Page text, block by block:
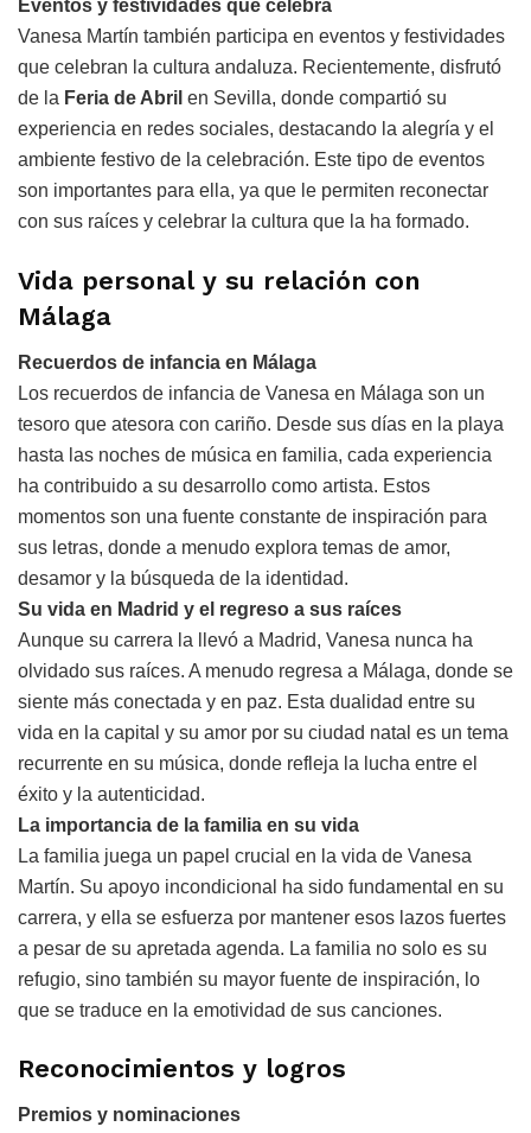
Eventos y festividades que celebra
Vanesa Martín también participa en eventos y festividades
que celebran la cultura andaluza. Recientemente, disfrutó
de la Feria de Abril en Sevilla, donde compartió su
experiencia en redes sociales, destacando la alegría y el
ambiente festivo de la celebración. Este tipo de eventos
son importantes para ella, ya que le permiten reconectar
con sus raíces y celebrar la cultura que la ha formado.
Vida personal y su relación con
Málaga
Recuerdos de infancia en Málaga
Los recuerdos de infancia de Vanesa en Málaga son un
tesoro que atesora con cariño. Desde sus días en la playa
hasta las noches de música en familia, cada experiencia
ha contribuido a su desarrollo como artista. Estos
momentos son una fuente constante de inspiración para
sus letras, donde a menudo explora temas de amor,
desamor y la búsqueda de la identidad.
Su vida en Madrid y el regreso a sus raíces
Aunque su carrera la llevó a Madrid, Vanesa nunca ha
olvidado sus raíces. A menudo regresa a Málaga, donde se
siente más conectada y en paz. Esta dualidad entre su
vida en la capital y su amor por su ciudad natal es un tema
recurrente en su música, donde refleja la lucha entre el
éxito y la autenticidad.
La importancia de la familia en su vida
La familia juega un papel crucial en la vida de Vanesa
Martín. Su apoyo incondicional ha sido fundamental en su
carrera, y ella se esfuerza por mantener esos lazos fuertes
a pesar de su apretada agenda. La familia no solo es su
refugio, sino también su mayor fuente de inspiración, lo
que se traduce en la emotividad de sus canciones.
Reconocimientos y logros
Premios y nominaciones